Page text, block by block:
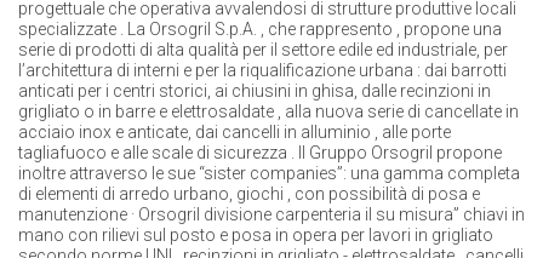
progettuale che operativa avvalendosi di strutture produttive locali
specializzate . La Orsogril S.p.A. , che rappresento , propone una
serie di prodotti di alta qualità per il settore edile ed industriale, per
l’architettura di interni e per la riqualificazione urbana : dai barrotti
anticati per i centri storici, ai chiusini in ghisa, dalle recinzioni in
grigliato o in barre e elettrosaldate , alla nuova serie di cancellate in
acciaio inox e anticate, dai cancelli in alluminio , alle porte
tagliafuoco e alle scale di sicurezza . Il Gruppo Orsogril propone
inoltre attraverso le sue “sister companies”: una gamma completa
di elementi di arredo urbano, giochi , con possibilità di posa e
manutenzione · Orsogril divisione carpenteria il su misura” chiavi in
mano con rilievi sul posto e posa in opera per lavori in grigliato